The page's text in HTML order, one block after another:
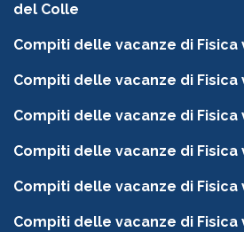
del Colle
Compiti delle vacanze di Fisica
Compiti delle vacanze di Fisica
Compiti delle vacanze di Fisica
Compiti delle vacanze di
Compiti delle vacanze di Fisica
Compiti delle vacanze di Fisica